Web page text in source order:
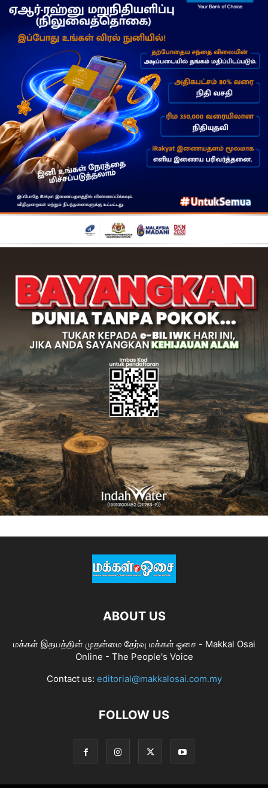
ABOUT US
மக்கள் இதயத்தின் முதன்மை தேர்வு மக்கள் ஓசை - Makkal Osai
Online - The People's Voice
Contact us: editorial@makkalosai.com.my
FOLLOW US